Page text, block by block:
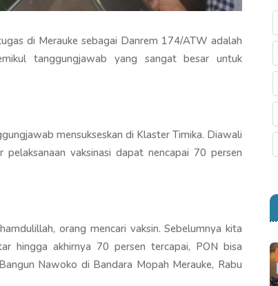
di Merauke sebagai Danrem 174/ATW adalah
tanggungjawab yang sangat besar untuk
mensukseskan di Klaster Timika. Diawali
vaksinasi dapat nencapai 70 persen
orang mencari vaksin. Sebelumnya kita
hingga akhirnya 70 persen tercapai, PON bisa
Nawoko di Bandara Mopah Merauke, Rabu